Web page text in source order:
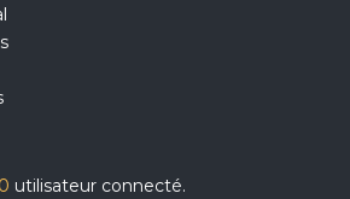
0 utilisateur connecté.